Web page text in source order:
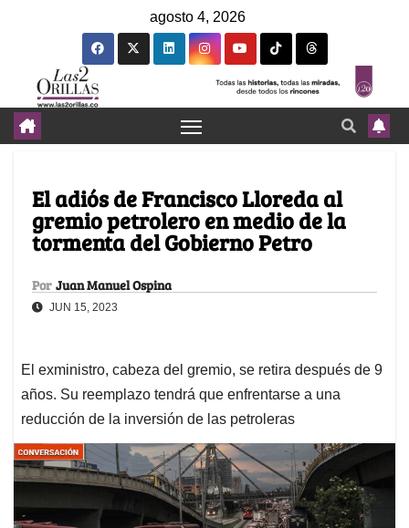
agosto 4, 2026
El adiós de Francisco Lloreda al
gremio petrolero en medio de la
tormenta del Gobierno Petro
Por Juan Manuel Ospina
JUN 15, 2023
El exministro, cabeza del gremio, se retira después de 9
años. Su reemplazo tendrá que enfrentarse a una
reducción de la inversión de las petroleras